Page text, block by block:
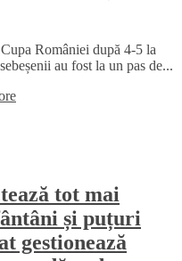
României după 4-5 la
au fost la un pas de...
tot mai
și puțuri
gestionează